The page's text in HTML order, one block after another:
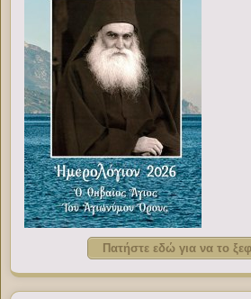
Πατήστε εδώ για να το